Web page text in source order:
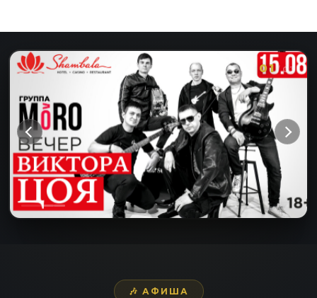
02 /03
🎶 АФИША